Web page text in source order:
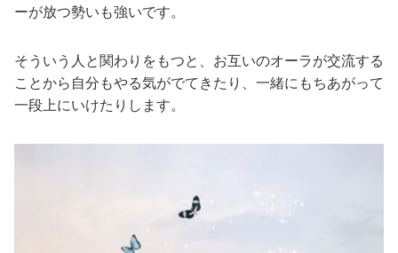
ーが放つ勢いも強いです。
そういう人と関わりをもつと、お互いのオーラが交流する
ことから自分もやる気がでてきたり、一緒にもちあがって
一段上にいけたりします。